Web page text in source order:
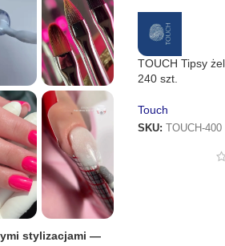
stylizacjami —
TOUCH Tipsy
240 szt.
Touch
SKU: TOUCH-400